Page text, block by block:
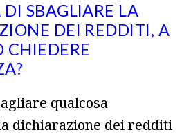
DI SBAGLIARE LA
DEI REDDITI, A
CHIEDERE
qualcosa
dichiarazione dei redditi